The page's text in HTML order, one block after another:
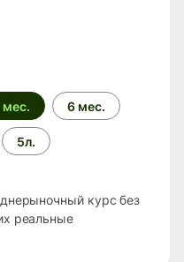
мес. 6 мес.
5л.
курс без
реальные